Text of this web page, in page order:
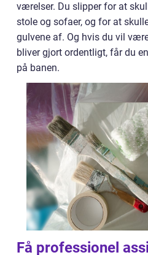
værelser. Du slipper for at
stole og sofaer, og for at
gulvene af. Og hvis du vil
bliver gjort ordentligt, får du
på banen.
Få professionel